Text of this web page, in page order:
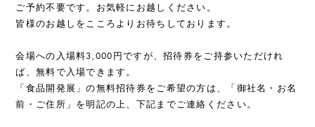
ご予約不要です。お気軽にお越しください。
皆様のお越しをこころよりお待ちしております。
会場への入場料3,000円ですが、招待券をご持参いただけれ
ば、無料で入場できます。
「食品開発展」の無料招待券をご希望の方は、「御社名・お名
前・ご住所」を明記の上、下記までご連絡ください。